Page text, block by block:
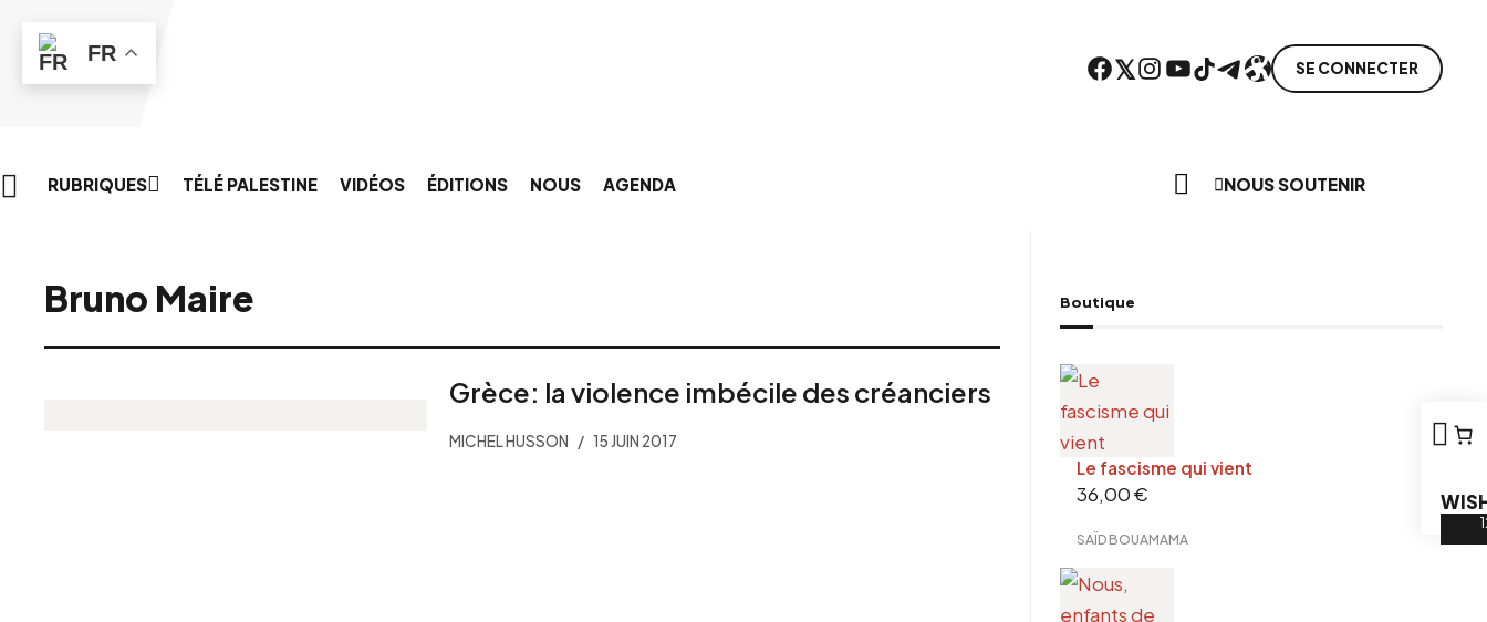
Facebook Twitter Instagram YouTube TikTok TelegramLien SE CONNECTER
RUBRIQUES TÉLÉ PALESTINE VIDÉOS ÉDITIONS NOUS AGENDA NOUS SOUTENIR
Bruno Maire
Grèce: la violence imbécile des créanciers
MICHEL HUSSON 15 JUIN 2017
Boutique
Le fascisme qui vient
36,00€
SAÏD BOUAMAMA
FR